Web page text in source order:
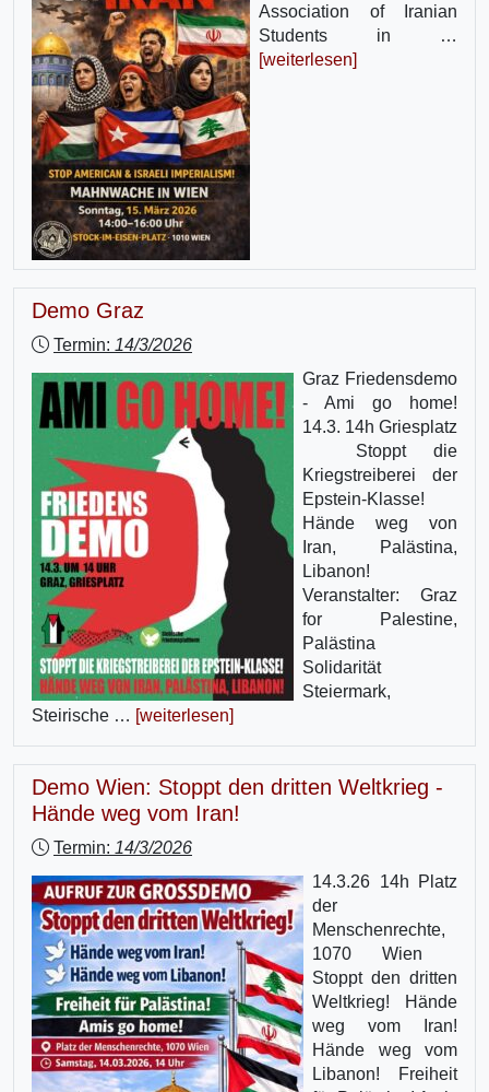
Association of Iranian
Students in …
[weiterlesen]
Demo Graz
Termin: 14/3/2026
Graz Friedensdemo
- Ami go home!
14.3. 14h Griesplatz
Stoppt die
Kriegstreiberei der
Epstein-Klasse!
Hände weg von
Iran, Palästina,
Libanon!
Veranstalter: Graz
for Palestine,
Palästina
Solidarität
Steiermark,
Steirische … [weiterlesen]
Demo Wien: Stoppt den dritten Weltkrieg -
Hände weg vom Iran!
Termin: 14/3/2026
14.3.26 14h Platz
der
Menschenrechte,
1070 Wien
Stoppt den dritten
Weltkrieg! Hände
weg vom Iran!
Hände weg vom
Libanon! Freiheit